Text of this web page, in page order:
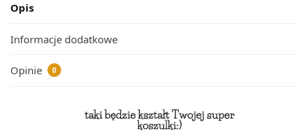
Opis
Informacje dodatkowe
Opinie 0